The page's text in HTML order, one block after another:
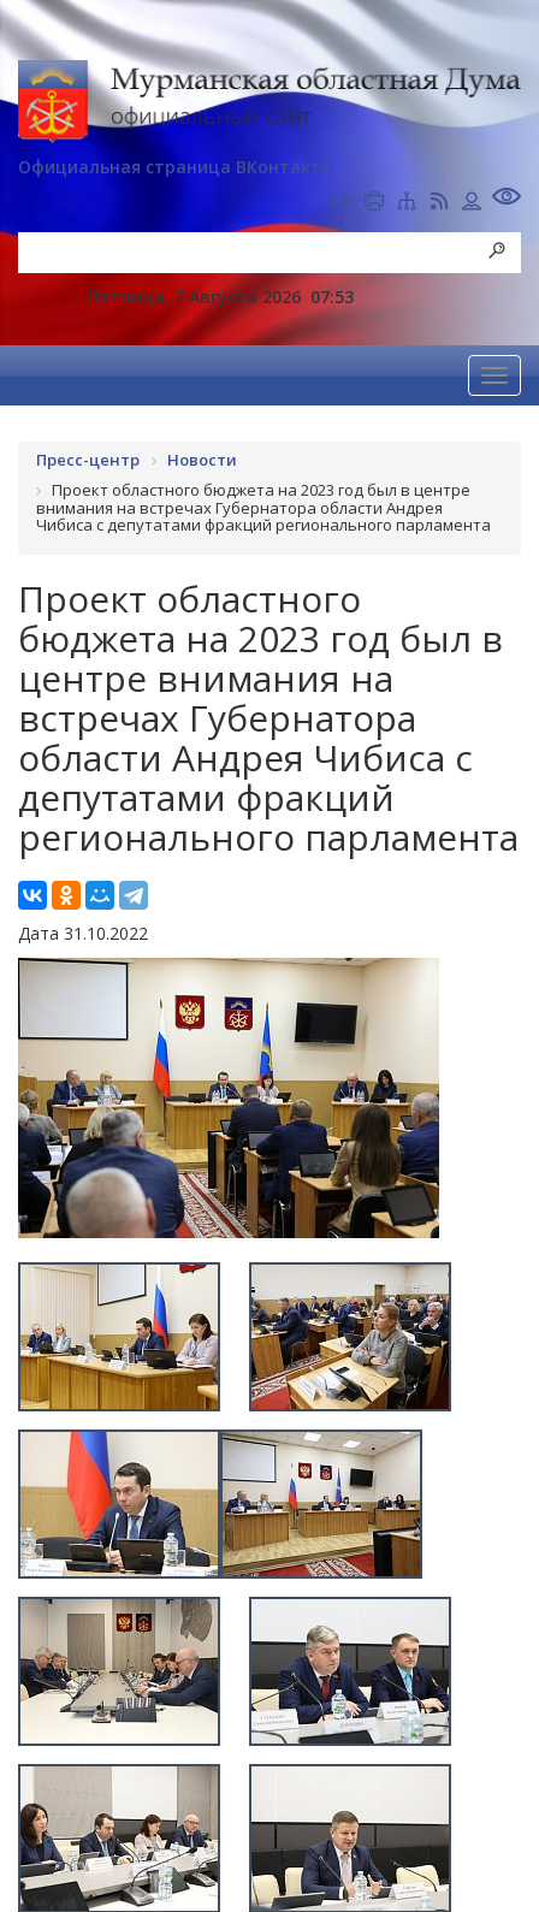
Официальная страница ВКонтакте
Пятница, 7 Августа 2026 07:53
Пресс-центр
Новости
Проект областного бюджета на 2023 год был в центре
внимания на встречах Губернатора области Андрея
Чибиса с депутатами фракций регионального парламента
Проект областного
бюджета на 2023 год был в
центре внимания на
встречах Губернатора
области Андрея Чибиса с
депутатами фракций
регионального парламента
Дата 31.10.2022